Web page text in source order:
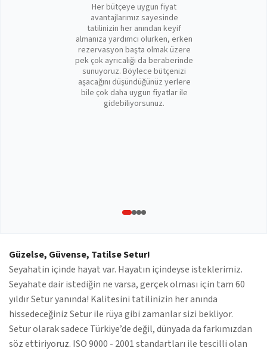
Her bütçeye uygun fiyat
avantajlarımız sayesinde
tatilinizin her anından keyif
almanıza yardımcı olurken, erken
rezervasyon başta olmak üzere
pek çok ayrıcalığı da beraberinde
sunuyoruz. Böylece bütçenizi
aşacağını düşündüğünüz yerlere
bile çok daha uygun fiyatlar ile
gidebiliyorsunuz.
Güzelse, Güvense, Tatilse Setur!
Seyahatin içinde hayat var. Hayatın içindeyse isteklerimiz.
Seyahate dair istediğin ne varsa, gerçek olması için tam 60
yıldır Setur yanında! Kalitesini tatilinizin her anında
hissedeceğiniz Setur ile rüya gibi zamanlar sizi bekliyor.
Setur olarak sadece Türkiye’de değil, dünyada da farkımızdan
söz ettiriyoruz. ISO 9000 - 2001 standartları ile tescilli olan